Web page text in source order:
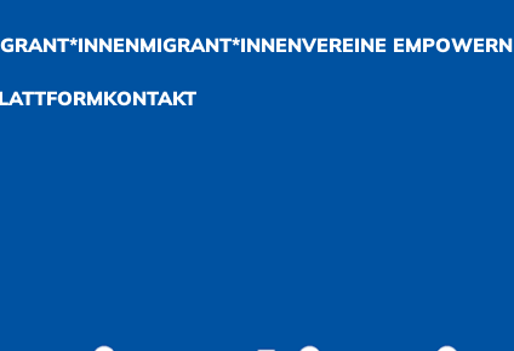
MIGRANT*INNENVEREINE EMPOWERN
KONTAKT